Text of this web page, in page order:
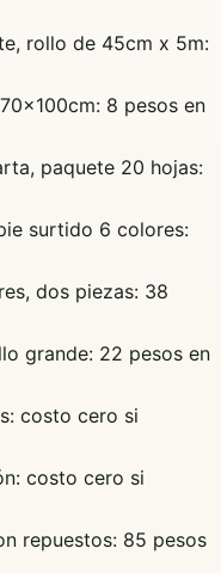
rollo de 45cm x 5m:
8 pesos en
paquete 20 hojas:
surtido 6 colores:
dos piezas: 38
grande: 22 pesos en
costo cero si
costo cero si
repuestos: 85 pesos